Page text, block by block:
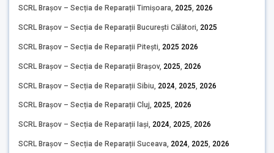
SCRL Brașov – Secția de Reparații Timișoara, 2025, 2026
SCRL Brașov – Secția de Reparații București Călători, 2025
SCRL Brașov – Secția de Reparații Pitești, 2025 2026
SCRL Brașov – Secția de Reparații Brașov, 2025 2026
SCRL Brașov – Secția de Reparații Sibiu, 2024 2025 2026
SCRL Brașov – Secția de Reparații Cluj, 2025, 2026
SCRL Brașov – Secția de Reparații Iași, 2024, 2025, 2026
SCRL Brașov – Secția de Reparații Suceava, 2024, 2025, 2026